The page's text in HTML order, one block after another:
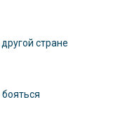
стране